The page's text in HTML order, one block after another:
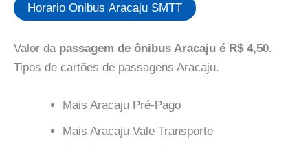
Horario Onibus Aracaju SMTT
Valor da passagem de ônibus Aracaju é R$ 4,50.
Tipos de cartões de passagens Aracaju.
Mais Aracaju Pré-Pago
Mais Aracaju Vale Transporte